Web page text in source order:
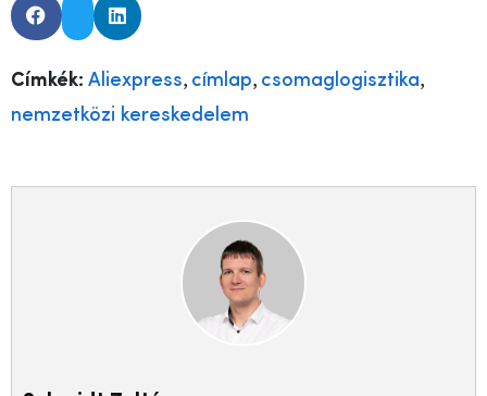
Címkék: Aliexpress, címlap, csomaglogisztika,
nemzetközi kereskedelem